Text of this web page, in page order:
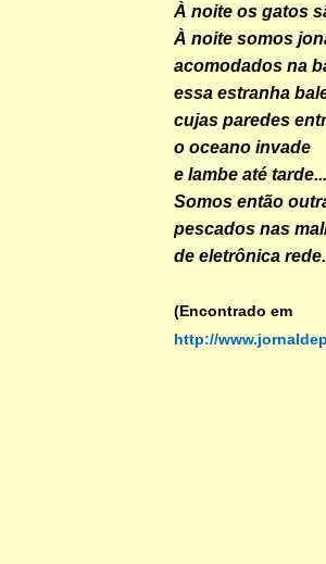
À noite os gatos
À noite somos
acomodados na
essa estranha
cujas paredes
o oceano invade
e lambe até tarde...
Somos então
pescados nas
de eletrônica rede.
(Encontrado em
http://